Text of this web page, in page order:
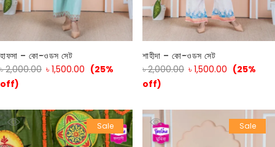
হাফসা – কো-ওডস সেট
৳2,000.00 ৳ 1,500.00 (25%
off)
শাহীদা – কো-ওডস সেট
৳2,000.00 ৳ 1,500.00 (25%
off)
Sale Sale